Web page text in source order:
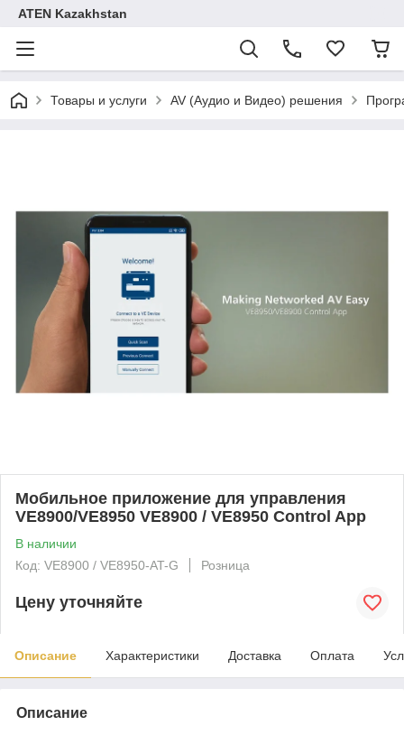
ATEN Kazakhstan
Товары и услуги AV (Аудио и Видео) решения
Мобильное приложение для управления
VE8900/VE8950 VE8900 / VE8950 Control App
В наличии
Код: VE8900 / VE8950-AT-G
Розница
Цену уточняйте
Описание Характеристики Доставка Оплата
Описание